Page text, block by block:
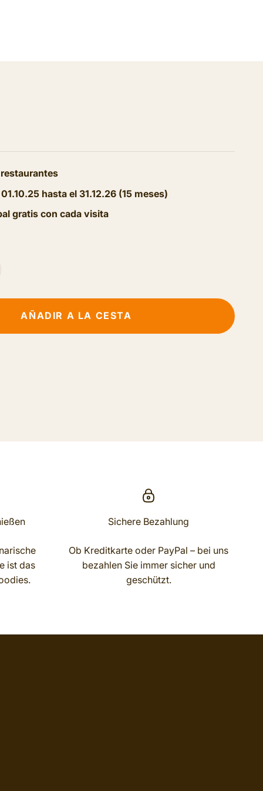
hasta el 31.12.26 (15 meses)
gratis con cada visita
AÑADIR A LA CESTA
ist das
Sichere Bezahlung
Ob Kreditkarte oder PayPal – bei uns
bezahlen Sie immer sicher und
geschützt.